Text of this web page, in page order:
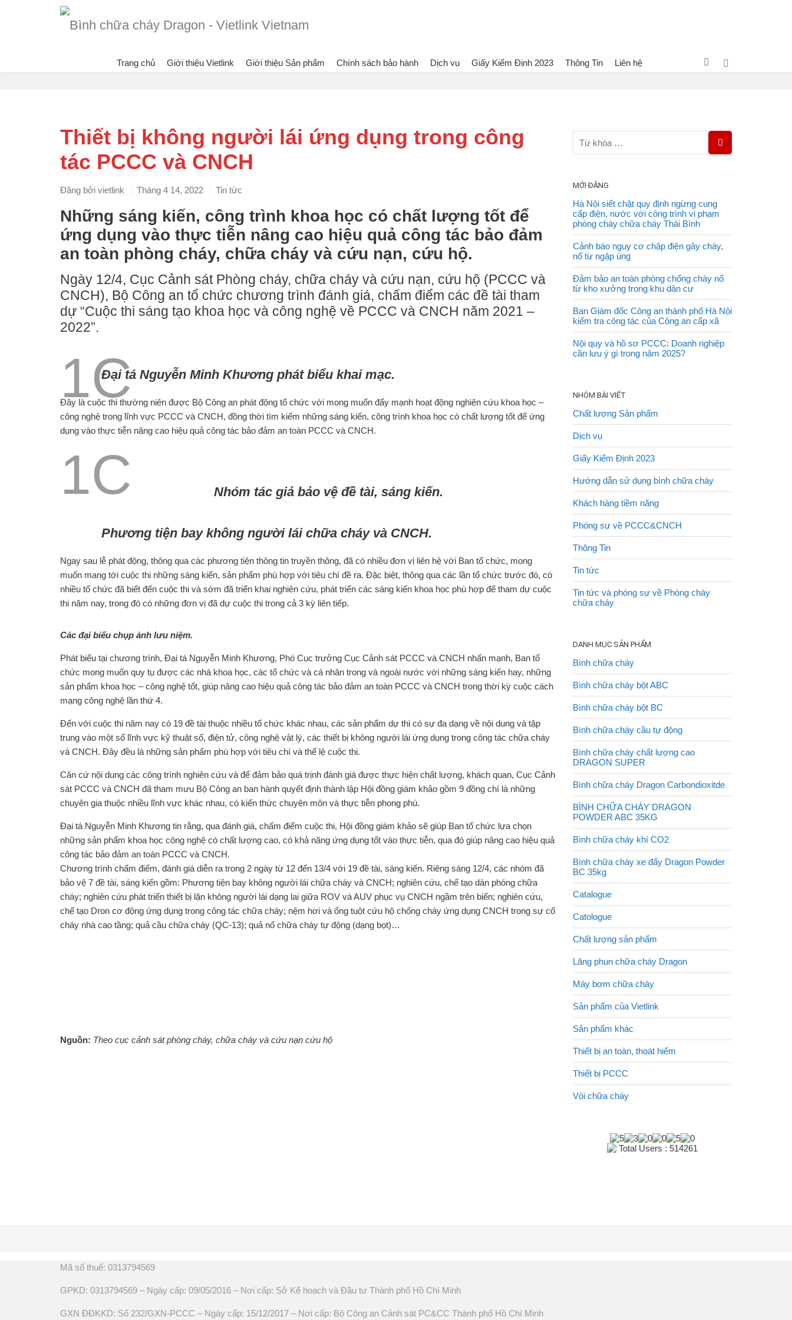
Trang chủ Giới thiệu Vietlink Giới thiệu Sản phẩm Chính sách bảo hành Dịch vụ Giấy Kiểm Định 2023 Thông Tin Liên hệ
Đang xem: Bình chữa cháy Dragon - Vietlink Vietnam Tin tức Thiết bị không người lái ứng dụng trong công tác PCCC và CNCH
Thiết bị không người lái ứng dụng trong công
tác PCCC và CNCH
Đăng bởi vietlink Tháng 4 14, 2022 Tin tức
Những sáng kiến, công trình khoa học có chất lượng tốt để
ứng dụng vào thực tiễn nâng cao hiệu quả công tác bảo đảm
an toàn phòng cháy, chữa cháy và cứu nạn, cứu hộ.
Ngày 12/4, Cục Cảnh sát Phòng cháy, chữa cháy và cứu nạn, cứu hộ (PCCC và
CNCH), Bộ Công an tổ chức chương trình đánh giá, chấm điểm các đề tài tham
dự “Cuộc thi sáng tạo khoa học và công nghệ về PCCC và CNCH năm 2021 –
2022”.
Đại tá Nguyễn Minh Khương phát biểu khai mạc.
Đây là cuộc thi thường niên được Bộ Công an phát động tổ chức với mong muốn đẩy mạnh hoạt động nghiên cứu khoa học –
công nghệ trong lĩnh vực PCCC và CNCH, đồng thời tìm kiếm những sáng kiến, công trình khoa học có chất lượng tốt để ứng
dụng vào thực tiễn nâng cao hiệu quả công tác bảo đảm an toàn PCCC và CNCH.
Nhóm tác giả bảo vệ đề tài, sáng kiến.
Phương tiện bay không người lái chữa cháy và CNCH.
Ngay sau lễ phát động, thông qua các phương tiện thông tin truyền thông, đã có nhiều đơn vị liên hệ với Ban tổ chức, mong
muốn mang tới cuộc thi những sáng kiến, sản phẩm phù hợp với tiêu chí đề ra. Đặc biệt, thông qua các lần tổ chức trước đó, có
nhiều tổ chức đã biết đến cuộc thi và sớm đã triển khai nghiên cứu, phát triển các sáng kiến khoa học phù hợp để tham dự cuộc
thi năm nay, trong đó có những đơn vị đã dự cuộc thi trong cả 3 kỳ liên tiếp.
Các đại biểu chụp ảnh lưu niệm.
Phát biểu tại chương trình, Đại tá Nguyễn Minh Khương, Phó Cục trưởng Cục Cảnh sát PCCC và CNCH nhấn mạnh, Ban tổ
chức mong muốn quy tụ được các nhà khoa học, các tổ chức và cá nhân trong và ngoài nước với những sáng kiến hay, những
sản phẩm khoa học – công nghệ tốt, giúp nâng cao hiệu quả công tác bảo đảm an toàn PCCC và CNCH trong thời kỳ cuộc cách
mạng công nghệ lần thứ 4.
Đến với cuộc thi năm nay có 19 đề tài thuộc nhiều tổ chức khác nhau, các sản phẩm dự thi có sự đa dạng về nội dung và tập
trung vào một số lĩnh vực kỹ thuật số, điện tử, công nghệ vật lý, các thiết bị không người lái ứng dụng trong công tác chữa cháy
và CNCH. Đây đều là những sản phẩm phù hợp với tiêu chí và thể lệ cuộc thi.
Căn cứ nội dung các công trình nghiên cứu và để đảm bảo quá trịnh đánh giá được thực hiện chất lượng, khách quan, Cục Cảnh
sát PCCC và CNCH đã tham mưu Bộ Công an ban hành quyết định thành lập Hội đồng giám khảo gồm 9 đồng chí là những
chuyên gia thuộc nhiều lĩnh vực khác nhau, có kiến thức chuyên môn và thực tiễn phong phú.
Đại tá Nguyễn Minh Khương tin rằng, qua đánh giá, chấm điểm cuộc thi, Hội đồng giám khảo sẽ giúp Ban tổ chức lựa chọn
những sản phẩm khoa học công nghệ có chất lượng cao, có khả năng ứng dụng tốt vào thực tiễn, qua đó giúp nâng cao hiệu quả
công tác bảo đảm an toàn PCCC và CNCH.
Chương trình chấm điểm, đánh giá diễn ra trong 2 ngày từ 12 đến 13/4 với 19 đề tài, sáng kiến. Riêng sáng 12/4, các nhóm đã
bảo vệ 7 đề tài, sáng kiến gồm: Phương tiện bay không người lái chữa cháy và CNCH; nghiên cứu, chế tạo dàn phóng chữa
cháy; nghiên cứu phát triển thiết bị lặn không người lái dạng lai giữa ROV và AUV phục vụ CNCH ngầm trên biển; nghiên cứu,
chế tạo Dron cơ động ứng dụng trong công tác chữa cháy; nệm hơi và ống tuột cứu hộ chống cháy ứng dụng CNCH trong sự cố
cháy nhà cao tầng; quả cầu chữa cháy (QC-13); quả nổ chữa cháy tự động (dạng bọt)…
Nguồn: Theo cục cảnh sát phòng cháy, chữa cháy và cứu nạn cứu hộ
MỚI ĐĂNG
Hà Nội siết chặt quy định ngừng cung
cấp điện, nước với công trình vi phạm
phòng cháy chữa cháy Thái Bình
Cảnh báo nguy cơ chập điện gây cháy,
nổ từ ngập úng
Đảm bảo an toàn phòng chống cháy nổ
từ kho xưởng trong khu dân cư
Ban Giám đốc Công an thành phố Hà Nội
kiểm tra công tác của Công an cấp xã
Nội quy và hồ sơ PCCC: Doanh nghiệp
cần lưu ý gì trong năm 2025?
NHÓM BÀI VIẾT
Chất lượng Sản phẩm
Dịch vụ
Giấy Kiểm Định 2023
Hướng dẫn sử dụng bình chữa cháy
Khách hàng tiềm năng
Phóng sự về PCCC&CNCH
Thông Tin
Tin tức
Tin tức và phóng sự về Phòng cháy
chữa cháy
DANH MỤC SẢN PHẨM
Bình chữa cháy
Bình chữa cháy bột ABC
Bình chữa cháy bột BC
Bình chữa cháy cầu tự động
Bình chữa cháy chất lượng cao
DRAGON SUPER
Bình chữa cháy Dragon Carbondioxitde
BÌNH CHỮA CHÁY DRAGON
POWDER ABC 35KG
Bình chữa cháy khí CO2
Bình chữa cháy xe đẩy Dragon Powder
BC 35kg
Catalogue
Catologue
Chất lượng sản phẩm
Lăng phun chữa cháy Dragon
Máy bơm chữa cháy
Sản phẩm của Vietlink
Sản phẩm khác
Thiết bị an toàn, thoát hiểm
Thiết bị PCCC
Vòi chữa cháy
Total Users : 514261
Mã số thuế: 0313794569
GPKD: 0313794569 – Ngày cấp: 09/05/2016 – Nơi cấp: Sở Kế hoạch và Đầu tư Thành phố Hồ Chí Minh
GXN ĐĐKKD: Số 232/GXN-PCCC – Ngày cấp: 15/12/2017 – Nơi cấp: Bộ Công an Cảnh sát PC&CC Thành phố Hồ Chí Minh